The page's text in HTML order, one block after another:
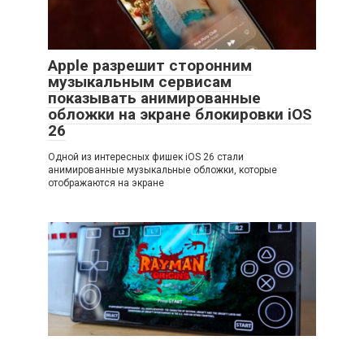
Apple разрешит сторонним
музыкальным сервисам
показывать анимированные
обложки на экране блокировки iOS
26
Одной из интересных фишек iOS 26 стали
анимированные музыкальные обложки, которые
отображаются на экране